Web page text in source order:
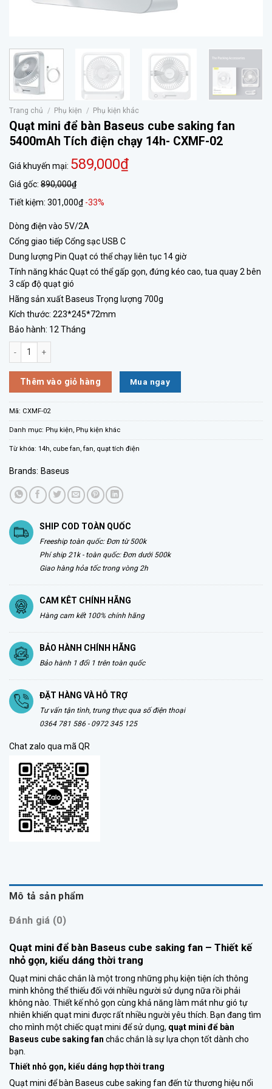
Trang chủ / Phụ kiện / Phụ kiện khác
Quạt mini để bàn Baseus cube saking fan
5400mAh Tích điện chạy 14h- CXMF-02
Giá khuyến mại: 589,000₫
Giá gốc: 890,000₫
Tiết kiệm: 301,000₫ -33%
Dòng điện vào 5V/2A
Cổng giao tiếp Cổng sạc USB C
Dung lượng Pin Quạt có thể chạy liên tục 14 giờ
Tính năng khác Quạt có thể gấp gọn, đứng kéo cao, tua quay 2 bên
3 cấp độ quạt gió
Hãng sản xuất Baseus Trọng lượng 700g
Kích thước: 223*245*72mm
Bảo hành: 12 Tháng
Quạt mini để bàn Baseus cube saking fan 5400mAh Tích điện chạy 14h-
Thêm vào giỏ hàng Mua ngay
Mã: CXMF-02
Danh mục: Phụ kiện, Phụ kiện khác
Từ khóa: 14h, cube fan, fan, quạt tích điện
Brands: Baseus
SHIP COD TOÀN QUỐC
Freeship toàn quốc: Đơn từ 500k
Phí ship 21k - toàn quốc: Đơn dưới 500k
Giao hàng hỏa tốc trong vòng 2h
CAM KÊT CHÍNH HÃNG
Hàng cam kết 100% chính hãng
BẢO HÀNH CHÍNH HÃNG
Bảo hành 1 đổi 1 trên toàn quốc
ĐẶT HÀNG VÀ HỖ TRỢ
Tư vấn tận tình, trung thực qua số điện thoại
0364 781 586 - 0972 345 125
Chat zalo qua mã QR
Mô tả sản phẩm
Đánh giá (0)
Quạt mini để bàn Baseus cube saking fan – Thiết kế
nhỏ gọn, kiểu dáng thời trang
Quạt mini chắc chắn là một trong những phụ kiện tiện ích thông
minh không thể thiếu đối với nhiều người sử dụng nữa rồi phải
không nào. Thiết kế nhỏ gọn cùng khả năng làm mát như gió tự
nhiên khiến quạt mini được rất nhiều người yêu thích. Bạn đang tìm
cho mình một chiếc quạt mini để sử dụng, quạt mini để bàn
Baseus cube saking fan chắc chắn là sự lựa chọn tốt dành cho
bạn.
Thiết nhỏ gọn, kiểu dáng hợp thời trang
Quạt mini để bàn Baseus cube saking fan đến từ thương hiệu nổi